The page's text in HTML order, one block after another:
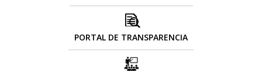
PORTAL DE TRANSPARENCIA